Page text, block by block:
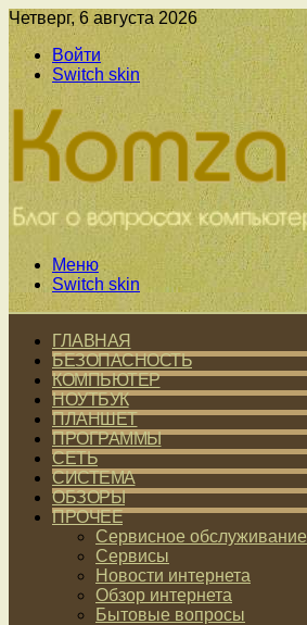
Четверг, 6 августа 2026
Войти
Switch skin
Меню
Switch skin
ГЛАВНАЯ
БЕЗОПАСНОСТЬ
КОМПЬЮТЕР
НОУТБУК
ПЛАНШЕТ
ПРОГРАММЫ
СЕТЬ
СИСТЕМА
ОБЗОРЫ
ПРОЧЕЕ
Сервисное обслуживание
Сервисы
Новости интернета
Обзор интернета
Бытовые вопросы